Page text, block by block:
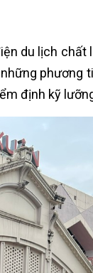
du lịch
phương
định kỹ